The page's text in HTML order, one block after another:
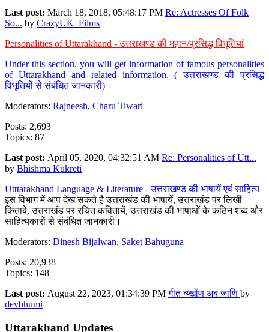
Last post: March 18, 2018, 05:48:17 PM Re: Actresses Of Folk
So... by CrazyUK_Films
Personalities of Uttarakhand - उत्तराखण्ड की महान/प्रसिद्ध विभूतियां
Under this section, you will get information of famous personalities
of Uttarakhand and related information. ( उत्तराखण्ड की प्रसिद्ध
विभूतियों से संबंधित जानकारी)
Moderators: Rajneesh, Charu Tiwari
Posts: 2,693
Topics: 87
Last post: April 05, 2020, 04:32:51 AM Re: Personalities of Utt...
by Bhishma Kukreti
Utttarakhand Language & Literature - उत्तराखण्ड की भाषायें एवं साहित्य
इस विभाग में आप देख सकते है उत्तराखंड की भाषायें, उत्तराखंड पर लिखी
किताबे, उत्तराखंड पर रचित कवितायें, उत्तराखंड की भाषाओं के कठिन शब्द और
साहित्यकारों से संबंधित जानकारी।
Moderators: Dinesh Bijalwan, Saket Bahuguna
Posts: 20,938
Topics: 148
Last post: August 22, 2023, 01:34:39 PMगीत ब्य्खोंण अब जाणि by
devbhumi
Uttarakhand Updates